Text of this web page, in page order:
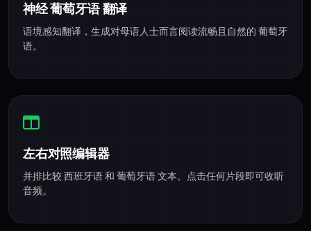
神经 葡萄牙语 翻译
语境感知翻译，生成对母语人士而言阅读流畅且自然的 葡萄牙
语。
左右对照编辑器
并排比较 西班牙语 和 葡萄牙语 文本。点击任何片段即可收听
音频。